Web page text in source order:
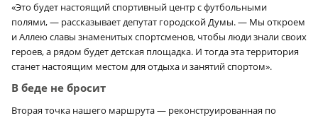
«Это будет настоящий спортивный центр с футбольными
полями, — рассказывает депутат городской Думы. — Мы откроем
и Аллею славы знаменитых спортсменов, чтобы люди знали своих
героев, а рядом будет детская площадка. И тогда эта территория
станет настоящим местом для отдыха и занятий спортом».
В беде не бросит
Вторая точка нашего маршрута — реконструированная по